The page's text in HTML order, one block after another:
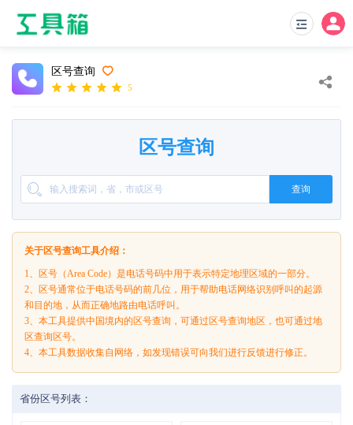
区号查询
5
区号查询
查询
关于区号查询工具介绍：
1、区号（Area Code）是电话号码中用于表示特定地理区域的一部分。
2、区号通常位于电话号码的前几位，用于帮助电话网络识别呼叫的起源
和目的地，从而正确地路由电话呼叫。
3、本工具提供中国境内的区号查询，可通过区号查询地区，也可通过地
区查询区号。
4、本工具数据收集自网络，如发现错误可向我们进行反馈进行修正。
省份区号列表：